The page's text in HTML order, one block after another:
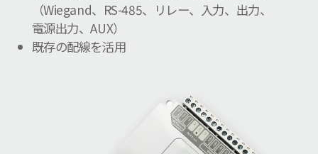
（Wiegand、RS-485、リレー、入力、出力、
電源出力、AUX）
既存の配線を活用